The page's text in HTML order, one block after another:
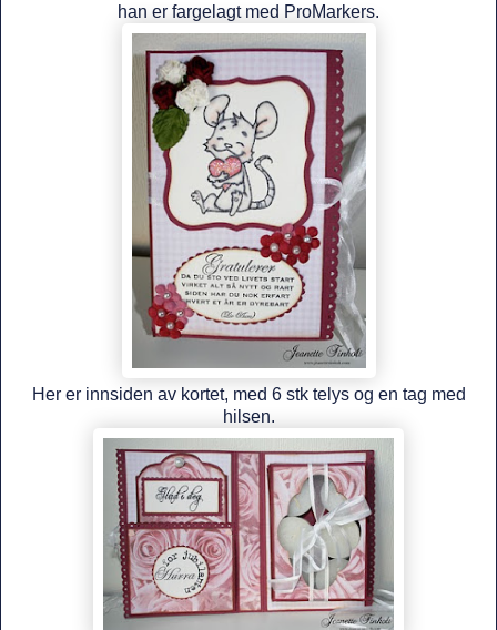
han er fargelagt med ProMarkers.
Her er innsiden av kortet, med 6 stk telys og en tag med
hilsen.